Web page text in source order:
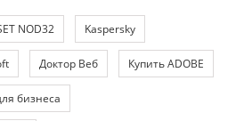
NOD32 Kaspersky
Доктор Веб Купить ADOBE
бизнеса